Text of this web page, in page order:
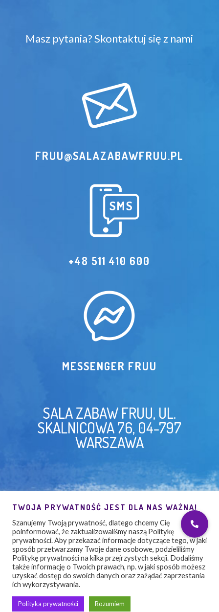
Masz pytania? Skontaktuj się z nami
FRUU@SALAZABAWFRUU.PL
+48 511 410 600
MESSENGER FRUU
SALA ZABAW FRUU, UL.
SKALNICOWA 76, 04-797
WARSZAWA
© Copyright 2021.OhSo Fresh!Creative. All
Right reserved
TWOJA PRYWATNOŚĆ JEST DLA NAS WAŻNA!
Szanujemy Twoją prywatność, dlatego chcemy Cię
poinformować, że zaktualizowaliśmy naszą Politykę
prywatności. Aby przekazać informacje dotyczące tego, w jaki
sposób przetwarzamy Twoje dane osobowe, podzieliliśmy
Politykę prywatności na kilka przejrzystych sekcji. Dodaliśmy
także informację o Twoich prawach, np. w jaki sposób możesz
uzyskać dostęp do swoich danych oraz zażądać zaprzestania
ich wykorzystywania.
Polityka prywatności Rozumiem